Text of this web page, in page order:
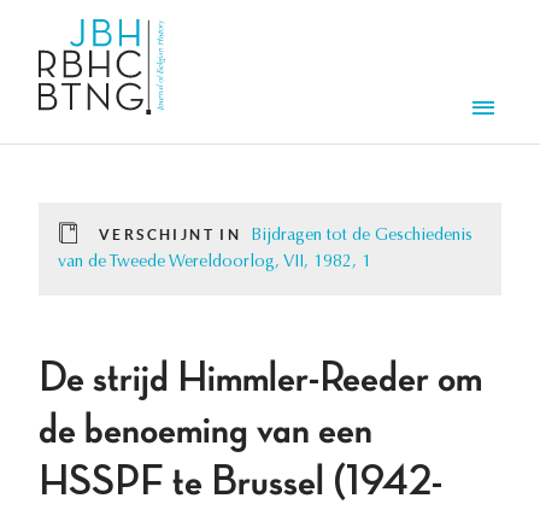
VERSCHIJNT IN
Bijdragen tot de Geschiedenis
van de Tweede Wereldoorlog, VII, 1982, 1
De strijd Himmler-Reeder om
de benoeming van een
HSSPF te Brussel (1942-